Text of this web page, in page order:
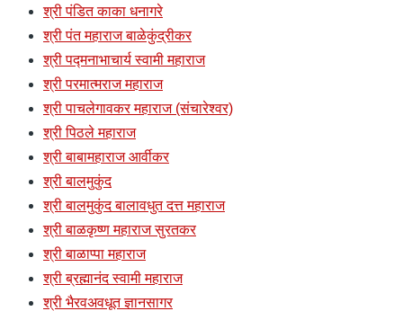
श्री पंडित काका धनागरे
श्री पंत महाराज बाळेकुंद्रीकर
श्री पद्मनाभाचार्य स्वामी महाराज
श्री परमात्मराज महाराज
श्री पाचलेगावकर महाराज (संचारेश्वर)
श्री पिठले महाराज
श्री बाबामहाराज आर्वीकर
श्री बालमुकुंद
श्री बालमुकुंद बालावधुत दत्त महाराज
श्री बाळकृष्ण महाराज सुरतकर
श्री बाळाप्पा महाराज
श्री ब्रह्मानंद स्वामी महाराज
श्री भैरवअवधूत ज्ञानसागर